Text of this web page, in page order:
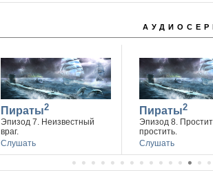
Пираты2
Эпизод 7. Неизвестный
враг.
Слушать
Пираты2
Эпизод 8.
простить.
Слушать